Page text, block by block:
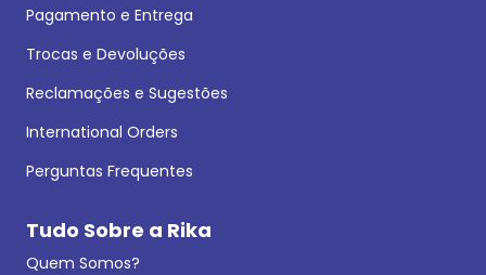
Pagamento e Entrega
Trocas e Devoluções
Reclamações e Sugestões
International Orders
Perguntas Frequentes
Tudo Sobre a Rika
Quem Somos?